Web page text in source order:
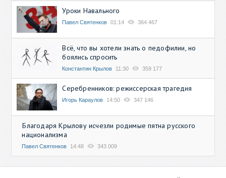
Уроки Навального
Павел Святенков 01:14 364 467
Всё, что вы хотели знать о педофилии, но
боялись спросить
Константин Крылов 11:30 359 177
Серебренников: режиссерская трагедия
Игорь Караулов 14:50 347 146
Благодаря Крылову исчезли родимые пятна русского
национализма
Павел Святенков 14:48 343 009